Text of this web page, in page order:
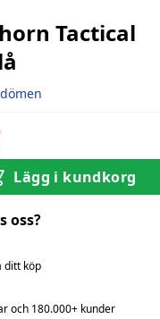
Tactical
Lägg i kundkorg
oss?
ditt köp
och 180.000+ kunder